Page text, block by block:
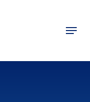
Menu
Close